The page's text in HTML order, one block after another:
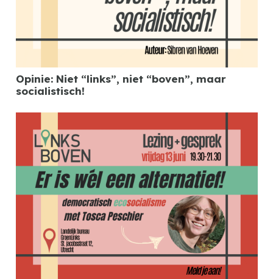
Opinie: Niet “links”, niet “boven”, maar
socialistisch!